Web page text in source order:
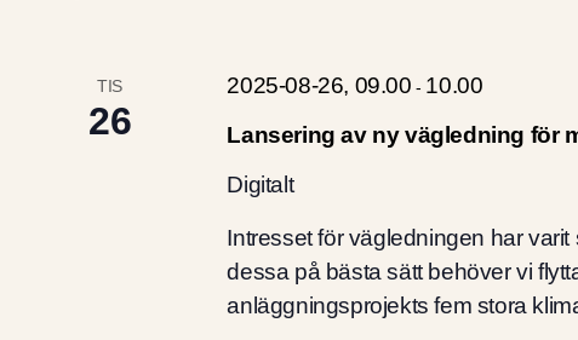
TIS
26 Lansering av ny vägledning för
2025-08-26, 09.00 - 10.00
Digitalt
Intresset för vägledningen har
dessa på bästa sätt behöver vi
anläggningsprojekts fem stora